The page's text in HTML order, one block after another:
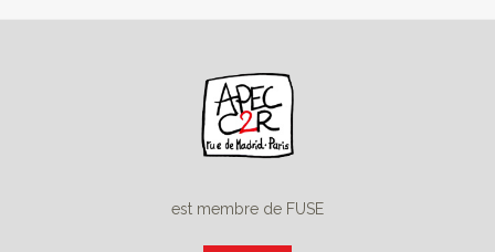
est membre de FUSE